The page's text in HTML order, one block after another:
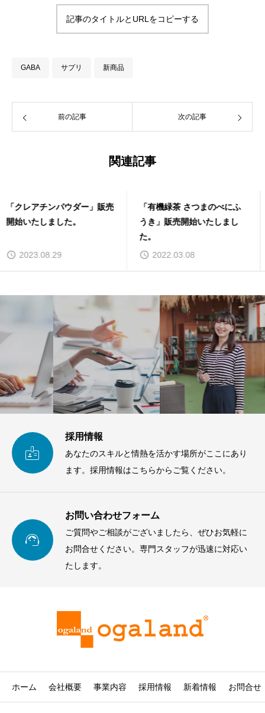
記事のタイトルとURLをコピーする
GABA サプリ 新商品
前の記事 次の記事
関連記事
「有機緑茶 さつまのべにふ
うき」販売開始いたしまし
2022.03.08
サプリメント「エキナセア」
販売開始いたしました。
2021.01.11

採用情報
あなたのスキルと情熱を活かす場所がここにあり
ます。採用情報はこちらからご覧ください。

お問い合わせフォーム
ご質問やご相談がございましたら、ぜひお気軽に
お問合せください。専門スタッフが迅速に対応い
たします。
ホーム 会社概要 事業内容 採用情報 新着情報 お問合せ